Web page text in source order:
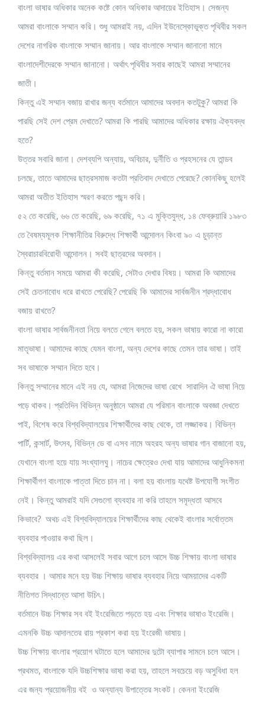
বাংলা ভাষার অধিকার অনেক কষ্টে কোন অধিকার আদায়ের ইতিহাস। সেজন্য
আমরা বাংলাকে সম্মান করি। শুধু আমরাই নয়, এদিন ইউনেস্কোভুক্ত পৃথিবীর সকল
দেশের নাগরিক বাংলাকে সম্মান জানায়। আর বাংলাকে সম্মান জানানো মানে
বাংলাদেশীদেরকে সম্মান জানানো। অর্থাৎ পৃথিবীর সবার কাছেই আমরা সম্মানের
জাতী।
কিন্তু এই সম্মান বজায় রাখার জন্য বর্তমানে আমাদের অবদান কতটুকু? আমরা কি
পারছি সেই দেশ প্রেম দেখাতে? আমরা কি পারছি আমাদের অধিকার রক্ষায় ঐক্যবদ্ধ
হতে?
উত্তর সবারি জানা। দেশব্যপি অন্যায়, অবিচার, দুর্নীতি ও প্রহসনের যে তান্ডব
চলছে, তাতে আমাদের ছাত্রসমাজ কতটা প্রতিবাদ দেখাতে পেরেছে? কোনকিছু হলেই
আমরা অতীত ইতিহাস স্মরণ করতে পছন্দ করি।
৫২ তে করেছি, ৬৬ তে করেছি, ৬৯ করেছি, ৭১ এ মুক্তিযুদ্ধ, ১৪ ফেব্রুয়ারি ১৯৮৩
তে বৈষম্যমূলক শিক্ষানীতির বিরুদ্ধে শিক্ষার্থী আন্দোলন কিংবা ৯০ এ চুড়ান্ত
স্বৈরাচারবিরোধী আন্দোলন। সবই ছাত্রদের অবদান।
কিন্তু বর্তমান সময়ে আমরা কী করেছি, সেটাও দেখার বিষয়। আমরা কি আমাদের
সেই চেতনাবোধ ধরে রাখতে পেরেছি? পেরেছি কি আমাদের সার্বজনীন শ্রদ্ধাবোধ
বজায় রাখতে?
বাংলা ভাষার সার্বজনীনতা নিয়ে বলতে গেলে বলতে হয়, সকল ভাষায় কারো না কারো
মাতৃভাষা। আমাদের কাছে যেমন বাংলা, অন্য দেশের কাছে তেমন তার ভাষা। তাই
সব ভাষাকে সম্মান দিতে হবে।
কিন্তু সম্মানের মানে এই নয় যে, আমরা নিজেদের ভাষা রেখে সারাদিন ঐ ভাষা নিয়ে
পড়ে থাকব। প্রতিদিন বিভিন্ন অনুষ্ঠানে আমরা যে পরিমান বাংলাকে অবজ্ঞা দেখতে
পাই, বিশেষ করে বিশ্ববিদ্যালয়ের শিক্ষার্থীদের কাছ থেকে, তা লজ্জাকর। বিভিন্ন
পার্টি, কন্সার্ট, উৎসব, বিভিন্ন ডে বা এসব নামে অহরহ অন্য ভাষার গান বাজানো হয়,
যেখানে বাংলা হয়ে যায় সংখ্যালঘু। নাচের ক্ষেত্রেও দেখা যায় আমাদের আধুনিকমনা
শিক্ষার্থীগণ বাংলাকে পাত্তা দিতে চান না। বলা হয় বাংলায় যথেষ্ট উপযোগী সংগীত
নেই। কিন্তু আমরাই যদি সেগুলো ব্যবহার না করি তাহলে সমৃদ্ধতা আসবে
কিভাবে? অথচ এই বিশ্ববিদ্যালয়ের শিক্ষার্থীদের কাছ থেকেই বাংলার সর্বোত্তম
ব্যবহার পাওয়ার কথা ছিল।
বিশ্ববিদ্যালয় এর কথা আসলেই সবার আগে চলে আসে উচ্চ শিক্ষায় বাংলা ভাষার
ব্যবহার । আমার মনে হয় উচ্চ শিক্ষায় ভাষার ব্যবহার নিয়ে আময়াদের একটি
নীতিগত সিদ্ধান্তে আসা উচিৎ।
বর্তমানে উচ্চ শিক্ষার সব বই ইংরেজিতে পড়তে হয় এবং শিক্ষার ভাষাও ইংরেজি।
এমনকি উচ্চ আদালতের রায় প্রকাশ করা হয় ইংরেজী ভাষায়।
উচ্চ শিক্ষায় বাংলার প্রয়োগ ঘটাতে হলে আমাদের দুটো ব্যাপার সামনে চলে আসে।
প্রথমত, বাংলাকে যদি উচ্চশিক্ষার ভাষা করা হয়, তাহলে সবচেয়ে বড় অসুবিধা হল
এর জন্য প্রয়োজনীয় বই ও অন্যান্য উপাত্তের সংকট। কেননা ইংরেজি